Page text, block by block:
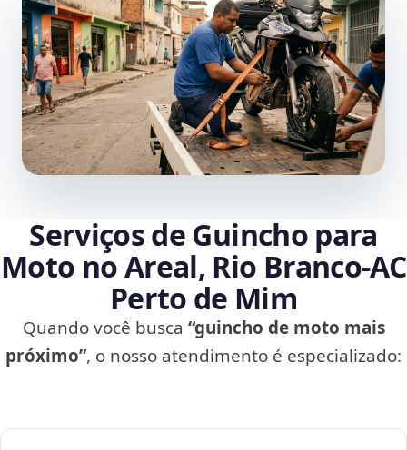
Serviços de Guincho para
Moto no Areal, Rio Branco‑AC
Perto de Mim
Quando você busca “guincho de moto mais
próximo”, o nosso atendimento é especializado: